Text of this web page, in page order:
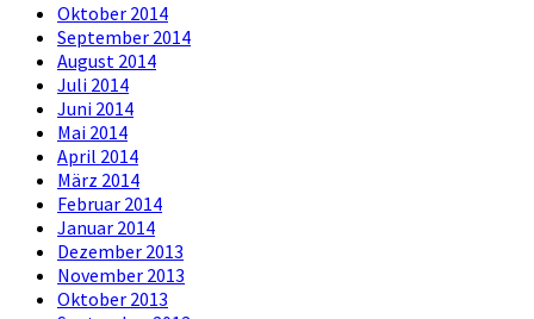
Oktober 2014
September 2014
August 2014
Juli 2014
Juni 2014
Mai 2014
April 2014
März 2014
Februar 2014
Januar 2014
Dezember 2013
November 2013
Oktober 2013